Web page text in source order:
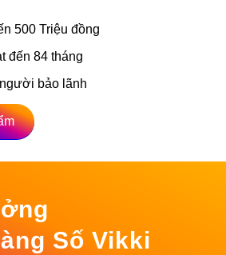
500 Triệu đồng
đến 84 tháng
bảo lãnh
Số Vikki